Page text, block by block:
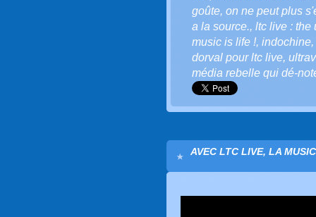
goûte, on ne peut plus
a la source., ltc live : the
music is life !, indochine,
dorval pour ltc live,
média rebelle qui dé-
AVEC LTC LIVE, LA